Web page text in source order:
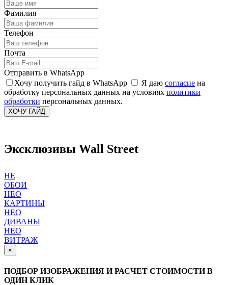
Фамилия
Телефон
Почта
Отправить в WhatsApp
Хочу получить гайд в WhatsApp
Я даю согласие на
обработку персональных данных на условиях политики
обработки персональных данных.
ХОЧУ ГАЙД
Эксклюзивы Wall Street
НЕ
ОБОИ
НЕО
КАРТИНЫ
НЕО
ДИВАНЫ
НЕО
ВИТРАЖ
×
ПОДБОР ИЗОБРАЖЕНИЯ И РАСЧЕТ СТОИМОСТИ В
ОДИН КЛИК